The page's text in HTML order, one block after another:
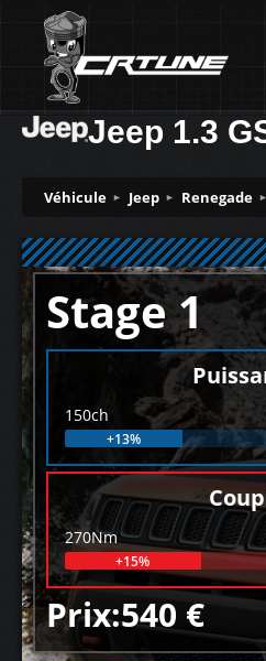
Jeep 1.3
Véhicule Jeep Renegade
Stage 1
150ch
+13%
270Nm
+15%
Prix:540 €